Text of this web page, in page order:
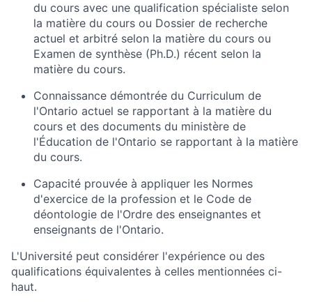
du cours avec une qualification spécialiste selon
la matière du cours ou Dossier de recherche
actuel et arbitré selon la matière du cours ou
Examen de synthèse (Ph.D.) récent selon la
matière du cours.
Connaissance démontrée du Curriculum de
l'Ontario actuel se rapportant à la matière du
cours et des documents du ministère de
l'Éducation de l'Ontario se rapportant à la matière
du cours.
Capacité prouvée à appliquer les Normes
d'exercice de la profession et le Code de
déontologie de l'Ordre des enseignantes et
enseignants de l'Ontario.
L'Université peut considérer l'expérience ou des
qualifications équivalentes à celles mentionnées ci-
haut.